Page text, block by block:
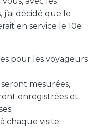
décidé que le
en service le 10e
pour les voyageurs
mesurées,
enregistrées et
chaque visite.